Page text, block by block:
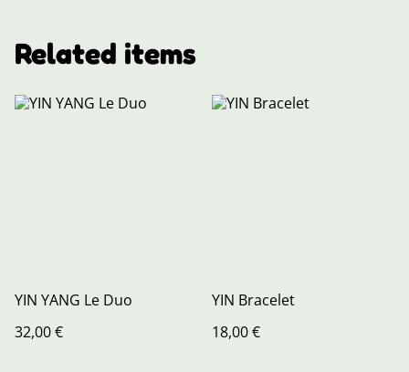
Related items
YIN YANG Le Duo
32,00 €
YIN Bracelet
18,00 €